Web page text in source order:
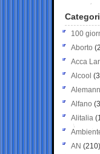
100
Aborto
Acca
Alcool
Alfano
Alitalia
AN (210)